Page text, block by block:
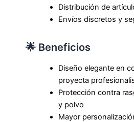
Distribución de
Envíos discretos y
🌟 Beneficios
Diseño elegante en
proyecta
Protección contra
y polvo
Mayor